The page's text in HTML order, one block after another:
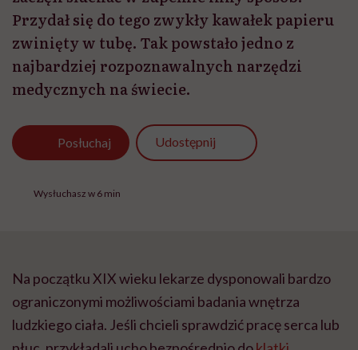
Na początku XIX wieku lekarze dysponowali bardzo
ograniczonymi możliwościami badania wnętrza
ludzkiego ciała. Jeśli chcieli sprawdzić pracę serca lub
płuc, przykładali ucho bezpośrednio doklatki
bezpośrednią auskultacją, była stosowana rzadko i
wcześniej opisywano w medycznych pismach.
SPIS TREŚCI